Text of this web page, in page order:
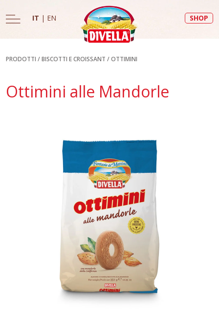
IT | EN SHOP
PRODOTTI /BISCOTTI E CROISSANT /OTTIMINI
Ottimini alle Mandorle